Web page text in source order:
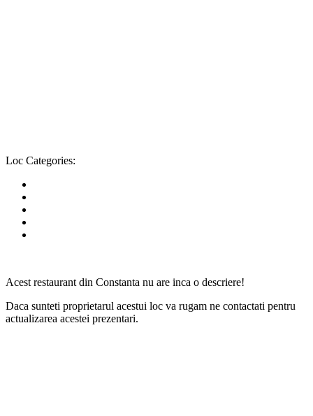
Loc Categories:
Acest restaurant din Constanta nu are inca o descriere!
Daca sunteti proprietarul acestui loc va rugam ne contactati pentru
actualizarea acestei prezentari.